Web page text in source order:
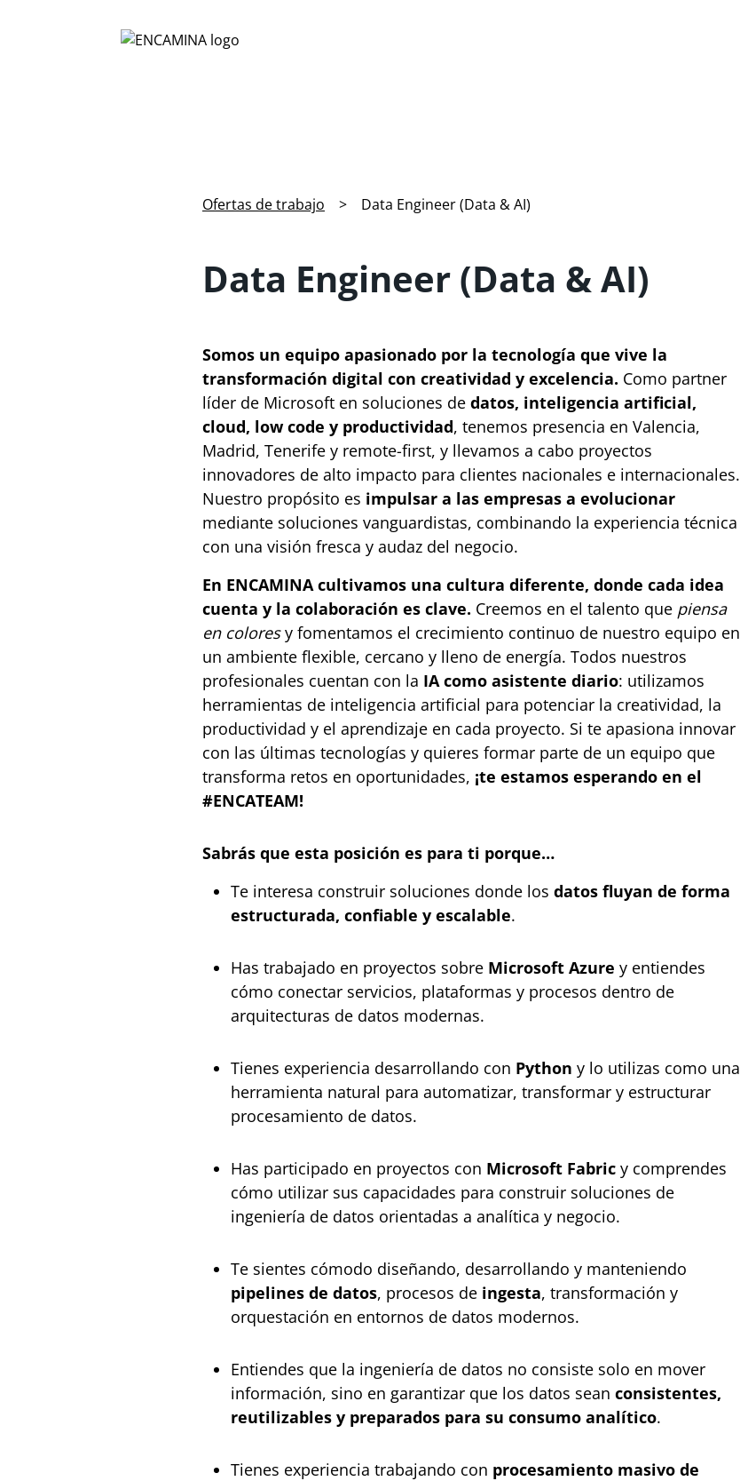
Ofertas de trabajo > Data Engineer (Data & AI)
Data Engineer (Data & AI)
Somos un equipo apasionado por la tecnología que vive la
transformación digital con creatividad y excelencia. Como partner
líder de Microsoft en soluciones de datos, inteligencia artificial,
cloud, low code y productividad, tenemos presencia en Valencia,
Madrid, Tenerife y remote-first, y llevamos a cabo proyectos
innovadores de alto impacto para clientes nacionales e internacionales.
Nuestro propósito es impulsar a las empresas a evolucionar
mediante soluciones vanguardistas, combinando la experiencia técnica
con una visión fresca y audaz del negocio.
En ENCAMINA cultivamos una cultura diferente, donde cada idea
cuenta y la colaboración es clave. Creemos en el talento que piensa
en coloresy fomentamos el crecimiento continuo de nuestro equipo en
un ambiente flexible, cercano y lleno de energía. Todos nuestros
profesionales cuentan con la IA como asistente diario: utilizamos
herramientas de inteligencia artificial para potenciar la creatividad, la
productividad y el aprendizaje en cada proyecto. Si te apasiona innovar
con las últimas tecnologías y quieres formar parte de un equipo que
transforma retos en oportunidades, ¡te estamos esperando en el
#ENCATEAM!
Sabrás que esta posición es para ti porque…
Te interesa construir soluciones donde los datos fluyan de forma
estructurada, confiable y escalable.
Has trabajado en proyectos sobre Microsoft Azure y entiendes
cómo conectar servicios, plataformas y procesos dentro de
arquitecturas de datos modernas.
Tienes experiencia desarrollando con Python y lo utilizas como una
herramienta natural para automatizar, transformar y estructurar
procesamiento de datos.
Has participado en proyectos con Microsoft Fabric y comprendes
cómo utilizar sus capacidades para construir soluciones de
ingeniería de datos orientadas a analítica y negocio.
Te sientes cómodo diseñando, desarrollando y manteniendo
pipelines de datos, procesos de ingesta, transformación y
orquestación en entornos de datos modernos.
Entiendes que la ingeniería de datos no consiste solo en mover
información, sino en garantizar que los datos sean consistentes,
reutilizables y preparados para su consumo analítico.
Tienes experiencia trabajando con procesamiento masivo de